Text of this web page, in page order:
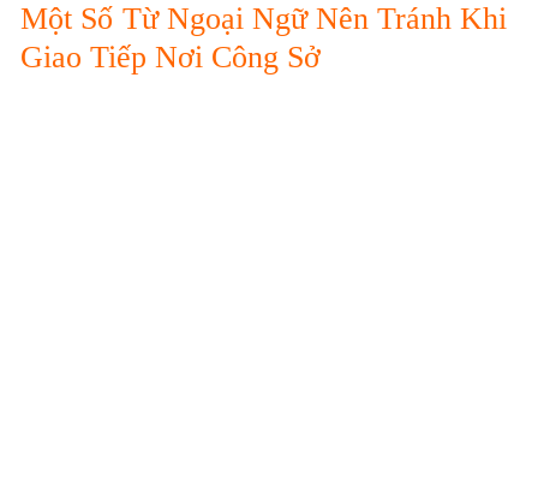
Một Số Từ Ngoại Ngữ Nên Tránh Khi
Giao Tiếp Nơi Công Sở